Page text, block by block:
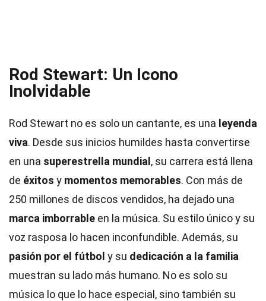
Rod Stewart: Un Icono
Inolvidable
Rod Stewart no es solo un cantante, es una leyenda
viva. Desde sus inicios humildes hasta convertirse
en una superestrella mundial , su carrera está llena
de éxitos y momentos memorables. Con más de
250 millones de discos vendidos, ha dejado una
marca imborrable en la música. Su estilo único y su
voz rasposa lo hacen inconfundible. Además, su
pasión por el fútbol y su dedicación a la familia
muestran su lado más humano. No es solo su
música lo que lo hace especial, sino también su